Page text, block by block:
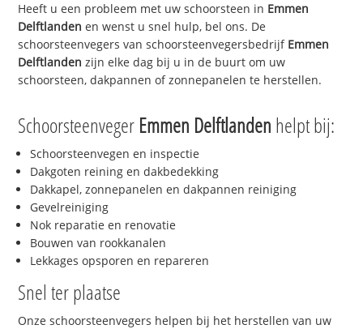
Heeft u een probleem met uw schoorsteen in Emmen
Delftlanden en wenst u snel hulp, bel ons. De
schoorsteenvegers van schoorsteenvegersbedrijf Emmen
Delftlanden zijn elke dag bij u in de buurt om uw
schoorsteen, dakpannen of zonnepanelen te herstellen.
Schoorsteenveger Emmen Delftlanden helpt bij:
Schoorsteenvegen en inspectie
Dakgoten reining en dakbedekking
Dakkapel, zonnepanelen en dakpannen reiniging
Gevelreiniging
Nok reparatie en renovatie
Bouwen van rookkanalen
Lekkages opsporen en repareren
Snel ter plaatse
Onze schoorsteenvegers helpen bij het herstellen van uw